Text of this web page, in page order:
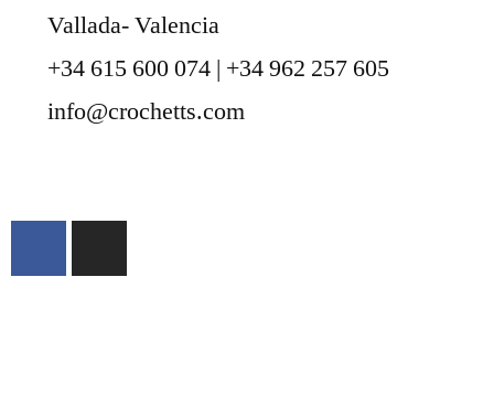
Vallada- Valencia
+34 615 600 074 | +34 962 257 605
info@crochetts.com